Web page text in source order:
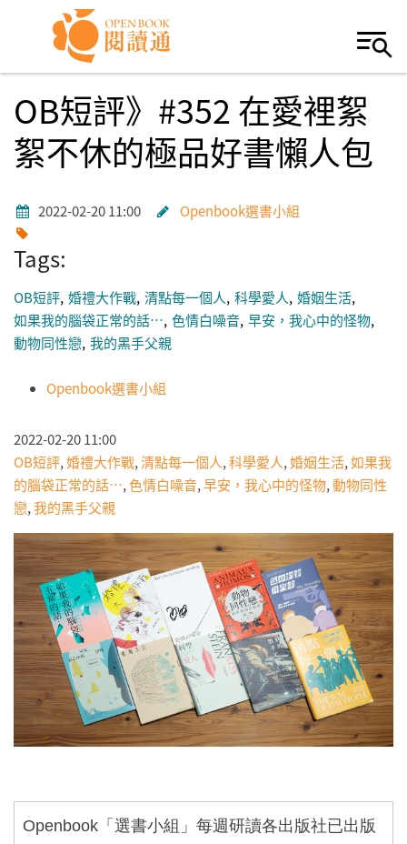
Skip to navigation
移至主內容
OB短評》#352 在愛裡絮
絮不休的極品好書懶人包
2022-02-20 11:00 Openbook選書小組
Tags:
OB短評 婚禮大作戰 清點每一個人 科學愛人
婚姻生活
如果我的腦袋正常的話…
色情白噪音 早安，我心中的怪物
動物同性戀 我的黑手父親
Openbook選書小組
2022-02-20 11:00
OB短評,婚禮大作戰,清點每一個人,科學愛人,婚姻生活,如果我
的腦袋正常的話…,色情白噪音,早安，我心中的怪物,動物同性
戀,我的黑手父親
Openbook 「選書小組」每週研讀各出版社已出版